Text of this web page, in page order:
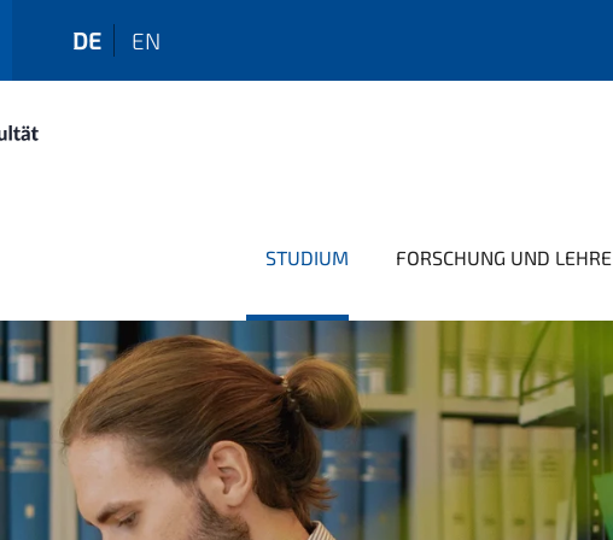
DE EN
STUDIUM FORSCHUNG UND LEHRE